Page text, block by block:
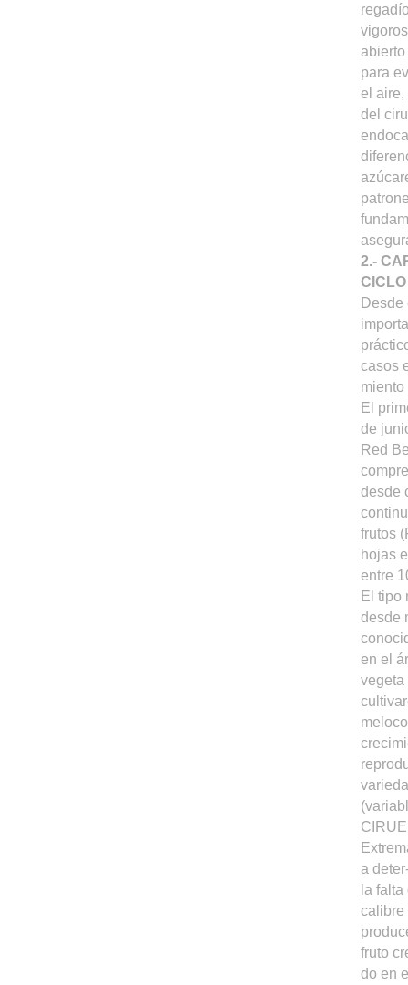
para
el aire,
del
2.-
Desde
casos
El
de
Red
desde
frutos
hojas
entre
El tipo
desde
en el
vegeta
a
la falta
calibre
fruto
do en